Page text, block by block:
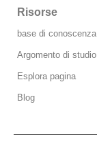
Risorse
base di conoscenza
Argomento di studio
Esplora pagina
Blog